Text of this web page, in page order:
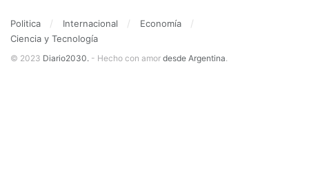
Politica Internacional
Economía
Ciencia y Tecnología
© 2023 Diario2030. - Hecho con amor desde Argentina.